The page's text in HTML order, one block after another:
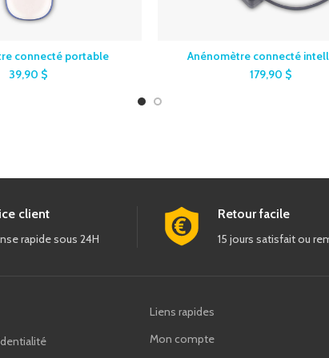
connecté portable
39,90 $
Anénomètre connecté
179,90 $
client
rapide sous 24H
Retour facile
15 jours satisfait ou
Liens rapides
Mon compte